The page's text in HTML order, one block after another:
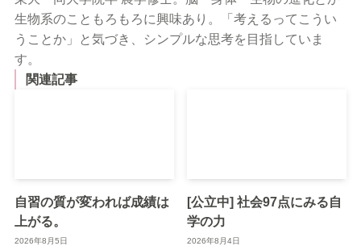
生物系のこともろもろに興味あり。「考えるってこうい
うことか」と気づき、シンプルな思考を目指していま
す。
関連記事
自習の質が変われば成績は
上がる。
2026年8月5日
[公立中] 社会97点にみる自
学の力
2026年8月4日